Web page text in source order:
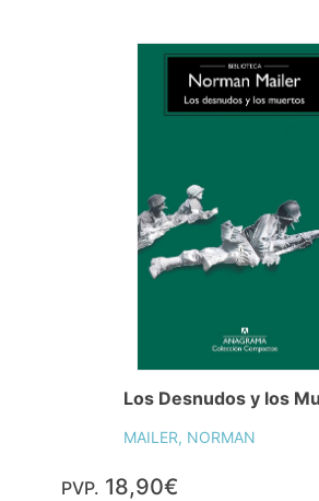
Los Desnudos y los
MAILER, NORMAN
PVP. 18,90€